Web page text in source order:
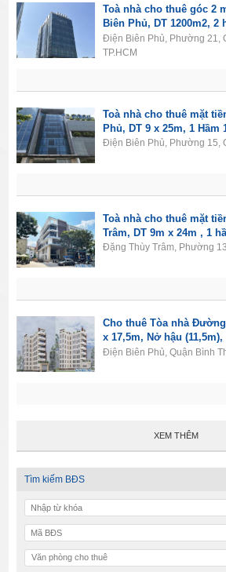
Toà nhà cho thuê góc 2
Biên Phủ, DT 1200m2, 2
19000usd
Điện Biên Phủ, Phường 21,
TP.HCM
Toà nhà cho thuê mặt
Phủ, DT 9 x 25m, 1 Hầm
Điện Biên Phủ, Phường 15,
Toà nhà cho thuê mặt
Trâm, DT 9m x 24m , 1
Đặng Thùy Trâm, Phường
Cho thuê Tòa nhà
x 17,5m, Nở hậu (11,5m),
11500usd
Điện Biên Phủ, Quận Bình
XEM THÊM
Tìm kiếm BĐS
Văn phòng cho thuê